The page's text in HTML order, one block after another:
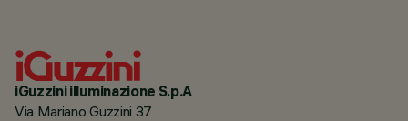
iGuzzini illuminazione S.p.A
Via Mariano Guzzini 37